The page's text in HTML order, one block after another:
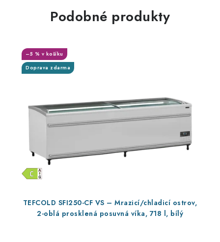
Podobné produkty
TEFCOLD SFI250-CF VS – Mrazicí/chladicí ostrov,
2-oblá prosklená posuvná víka, 718 l, bílý
Doprava zdarma
–5 % v košíku